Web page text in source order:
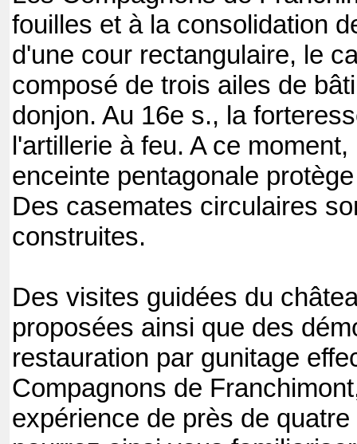
fouilles et à la consolidation
d'une cour rectangulaire, le
composé de trois ailes de
donjon. Au 16e s., la
l'artillerie à feu. A ce
enceinte pentagonale
Des casemates circulaires
construites.
Des visites guidées du
proposées ainsi que des
restauration par gunitage
Compagnons de
expérience de près de